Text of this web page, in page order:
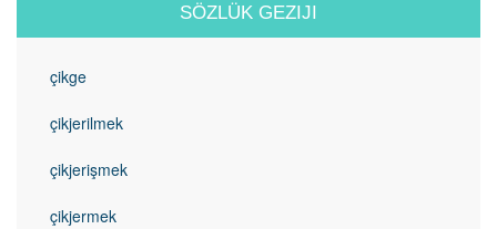
SÖZLÜK GEZIJI
çikge
çikjerilmek
çikjerişmek
çikjermek